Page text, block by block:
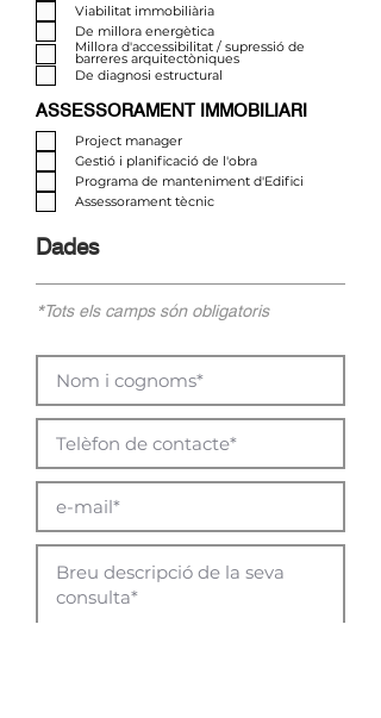
Viabilitat immobiliària
De millora energètica
Millora d'accessibilitat / supressió de
barreres arquitectòniques
De diagnosi estructural
ASSESSORAMENT IMMOBILIARI
Project manager
Gestió i planificació de l'obra
Programa de manteniment d'Edifici
Assessorament tècnic
Dades
*Tots els camps són obligatoris